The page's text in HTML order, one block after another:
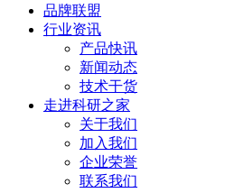
品牌联盟
行业资讯
产品快讯
新闻动态
技术干货
走进科研之家
关于我们
加入我们
企业荣誉
联系我们